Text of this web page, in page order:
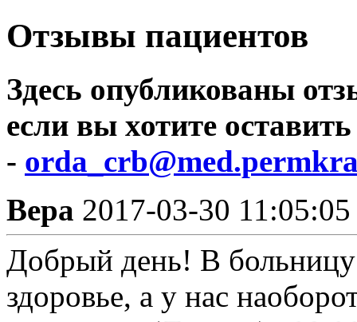
Отзывы пациентов
Здесь опубликованы
если вы хотите
-
Вера 2017-03-30 11:05:05
Добрый день! В
здоровье, а у нас